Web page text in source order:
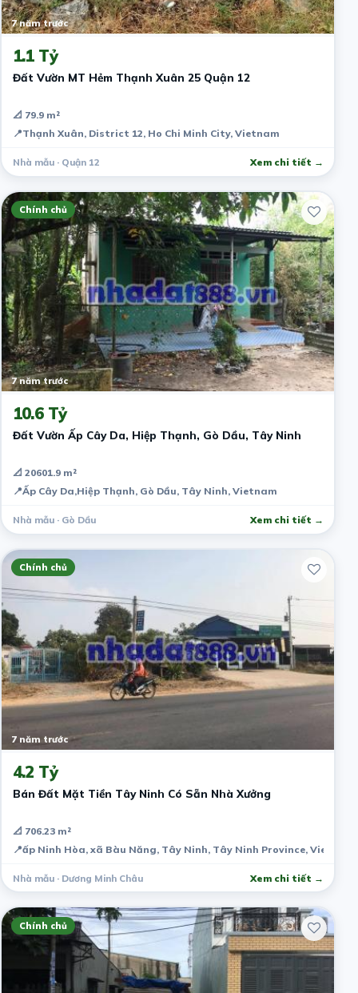
7 năm trước
1.1 Tỷ
Đất Vườn MT Hẻm Thạnh Xuân 25 Quận 12
📐 79.9 m²
📍Thạnh Xuân, District 12, Ho Chi Minh City, Vietnam
Nhà mẫu · Quận 12 Xem chi tiết →
Chính chủ
7 năm trước
10.6 Tỷ
Đất Vườn Ấp Cây Da, Hiệp Thạnh, Gò Dầu, Tây Ninh
📐 20601.9 m²
📍Ấp Cây Da,Hiệp Thạnh, Gò Dầu, Tây Ninh, Vietnam
Nhà mẫu · Gò Dầu Xem chi tiết →
Chính chủ
7 năm trước
4.2 Tỷ
Bán Đất Mặt Tiền Tây Ninh Có Sẵn Nhà Xưởng
📐 706.23 m²
📍ấp Ninh Hòa, xã Bàu Năng, Tây Ninh, Tây Ninh Province, Vietnam
Nhà mẫu · Dương Minh Châu Xem chi tiết →
Chính chủ